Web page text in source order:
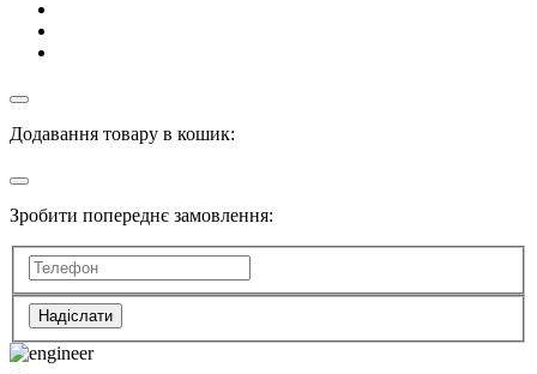
Додавання товару в кошик:
Зробити попереднє замовлення:
Надіслати